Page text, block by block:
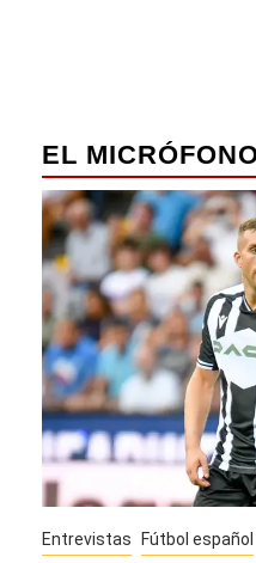
EL
Entrevistas Fútbol español